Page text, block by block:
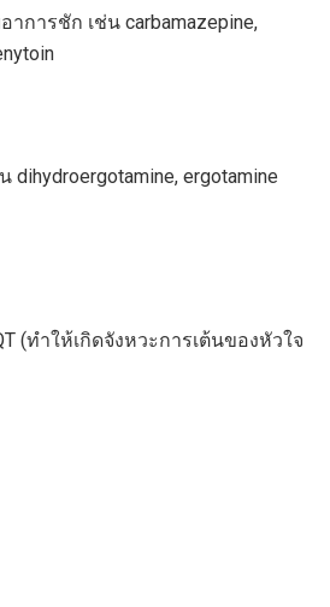
การชัก เช่น carbamazepine,
dihydroergotamine, ergotamine
(ทำให้เกิดจังหวะการเต้นของหัวใจ